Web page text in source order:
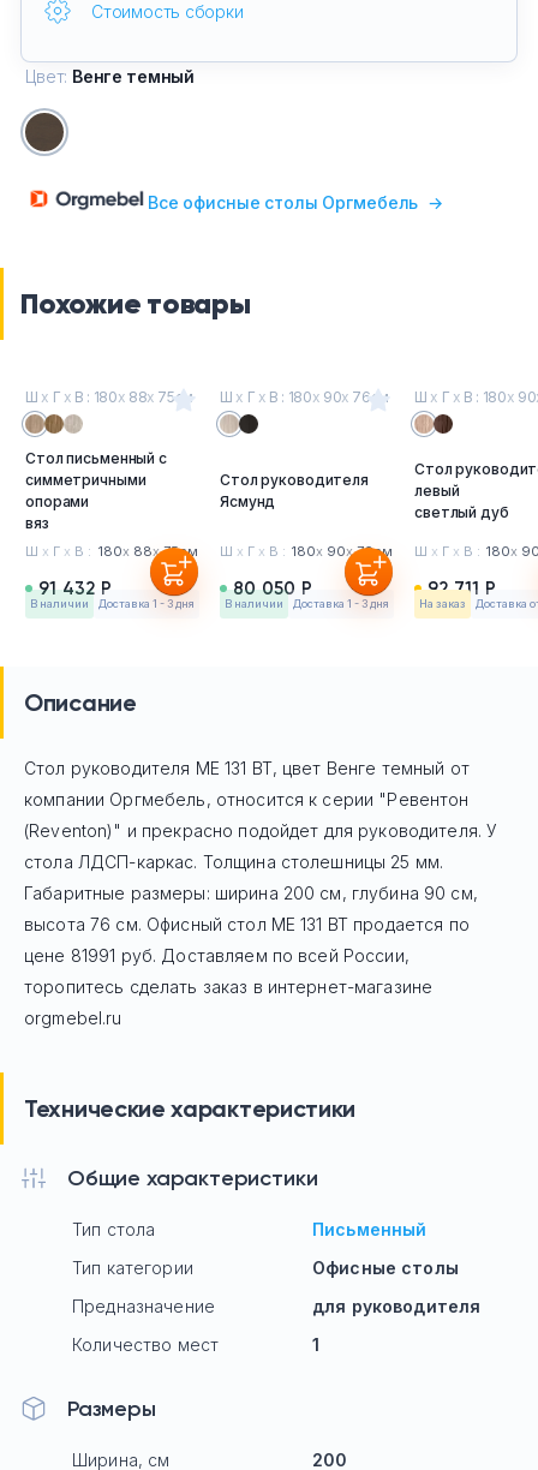
Стоимость сборки
Цвет: Венге темный
Все офисные столы Оргмебель →
Похожие товары
Ш х Г х В : 180х 88х 75см
Стол письменный с
симметричными
опорами
вяз
Ш х Г х В : 180х 88х75см
91 432 Р
в наличии Доставка 1 - 3 дня
Ш х Г х В : 180х 90х 76см
Стол руководителя
Ясмунд
Ш х Г х В : 180х 90х76см
80 050 Р
в наличии Доставка 1 - 3 дня
Ш х Г х В : 180х 90
Стол
левый
светлый дуб
Ш х Г х В : 180х
92 711 Р
На заказ Доставка
Описание
Стол руководителя МЕ 131 ВТ, цвет Венге темный от
компании Оргмебель, относится к серии "Ревентон
(Reventon)" и прекрасно подойдет для руководителя. У
стола ЛДСП-каркас. Толщина столешницы 25 мм.
Габаритные размеры: ширина 200 см, глубина 90 см,
высота 76 см. Офисный стол МЕ 131 ВТ продается по
цене 81991 руб. Доставляем по всей России,
торопитесь сделать заказ в интернет-магазине
orgmebel.ru
Технические характеристики
Общие характеристики
Тип стола
Письменный
Тип категории
Офисные столы
Предназначение
для руководителя
Количество мест
1
Размеры
Ширина, см 200